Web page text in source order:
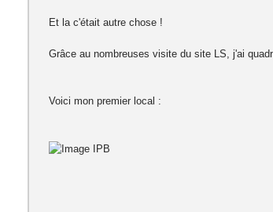
Et la c'était autre chose !
Grâce au nombreuses visite du site LS, j'ai
Voici mon premier local :